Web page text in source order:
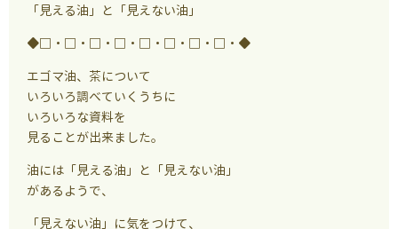
「見える油」と「見えない油」
◆□・□・□・□・□・□・□・□・◆
エゴマ油、茶について
いろいろ調べていくうちに
いろいろな資料を
見ることが出来ました。
油には「見える油」と「見えない油」
があるようで、
「見えない油」に気をつけて、